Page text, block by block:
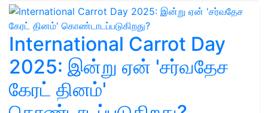
International Carrot Day
2025: இன்று ஏன் 'சர்வதேச
கேரட் தினம்'